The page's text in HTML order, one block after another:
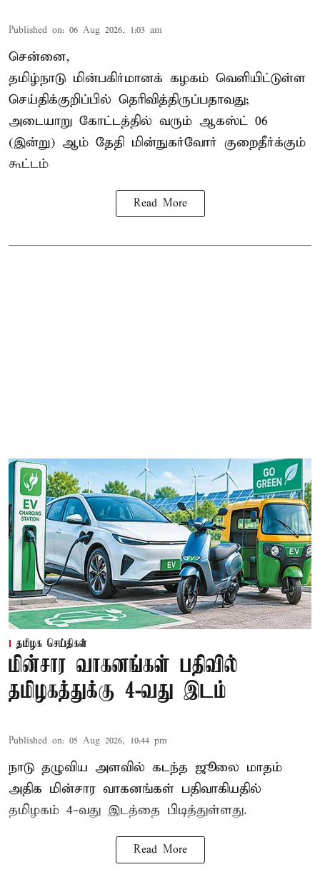
Published on: 06 Aug 2026, 1:03 am
சென்னை,
தமிழ்நாடு மின்பகிர்மானக் கழகம் வெளியிட்டுள்ள
செய்திக்குறிப்பில் தெரிவித்திருப்பதாவது;
அடையாறு கோட்டத்தில் வரும் ஆகஸ்ட் 06
(இன்று) ஆம் தேதி மின்நுகர்வோர் குறைதீர்க்கும்
கூட்டம்
Read More
தமிழக செய்திகள்
மின்சார வாகனங்கள் பதிவில்
தமிழகத்துக்கு 4-வது இடம்
Published on: 05 Aug 2026, 10:44 pm
நாடு தழுவிய அளவில் கடந்த ஜூலை மாதம்
அதிக மின்சார வாகனங்கள் பதிவாகியதில்
தமிழகம் 4-வது இடத்தை பிடித்துள்ளது.
Read More